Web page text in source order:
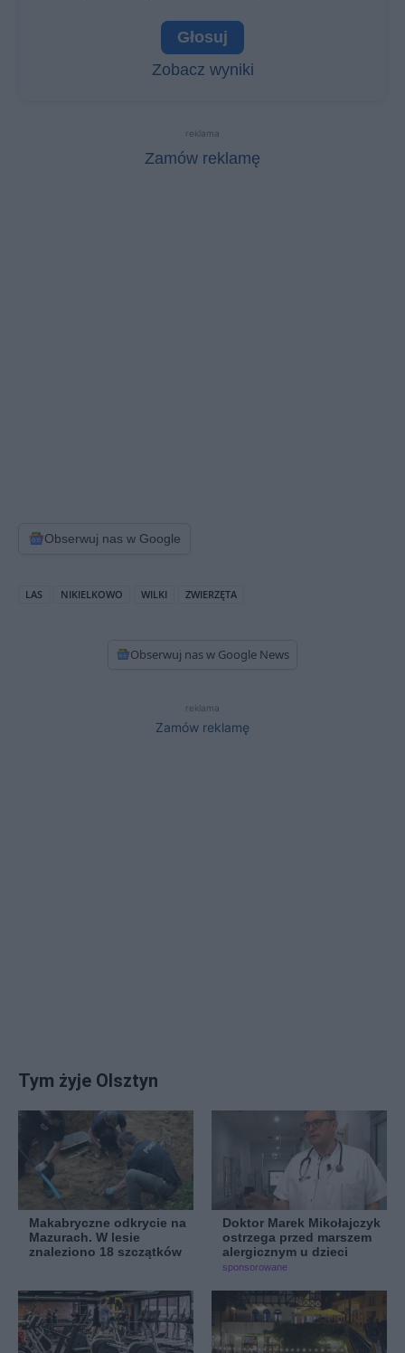
Zobacz wyniki
reklama
Zamów reklamę
Obserwuj nas w Google
LAS NIKIELKOWO WILKI ZWIERZĘTA
Obserwuj nas w Google News
reklama
Zamów reklamę
Tym żyje Olsztyn
Makabryczne odkrycie na
Mazurach. W lesie
znaleziono 18 szczątków
Doktor Marek Mikołajczyk
ostrzega przed marszem
alergicznym u dzieci
sponsorowane